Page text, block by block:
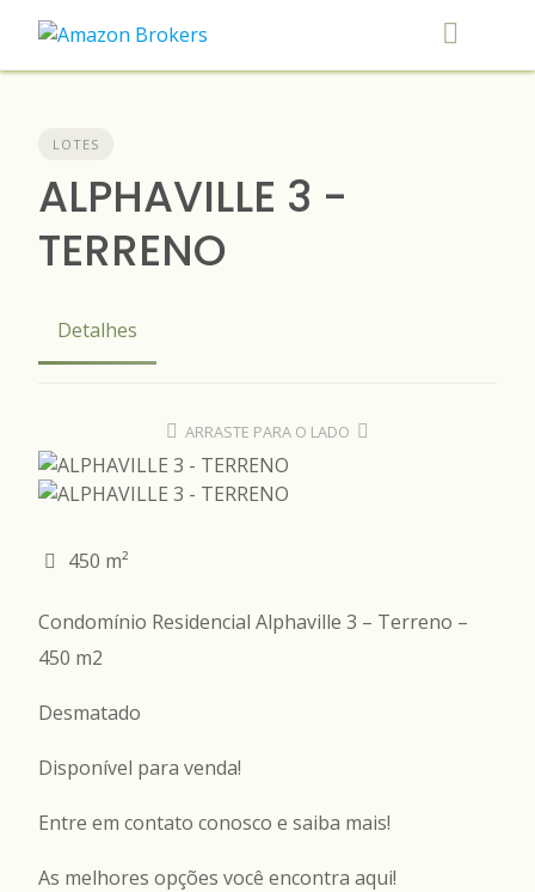
content
LOTES
ALPHAVILLE 3 -
TERRENO
Detalhes
ARRASTE PARA O LADO
450 m²
Condomínio Residencial Alphaville 3 – Terreno –
450 m2
Desmatado
Disponível para venda!
Entre em contato conosco e saiba mais!
As melhores opções você encontra aqui!